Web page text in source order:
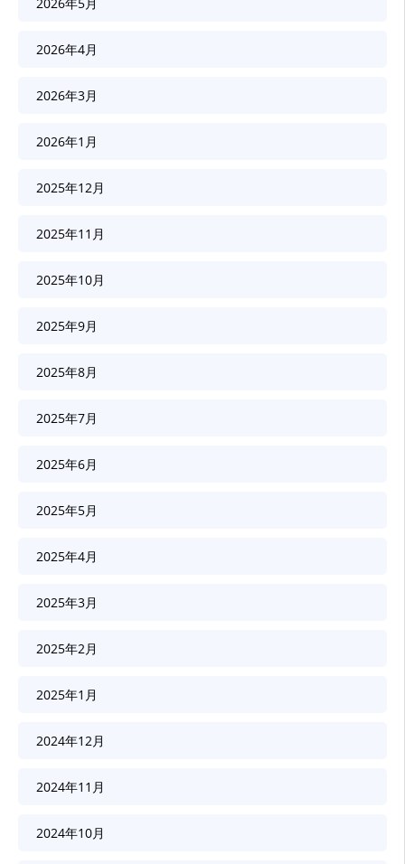
2026年4月
2026年3月
2026年1月
2025年12月
2025年11月
2025年10月
2025年9月
2025年8月
2025年7月
2025年6月
2025年5月
2025年4月
2025年3月
2025年2月
2025年1月
2024年12月
2024年11月
2024年10月